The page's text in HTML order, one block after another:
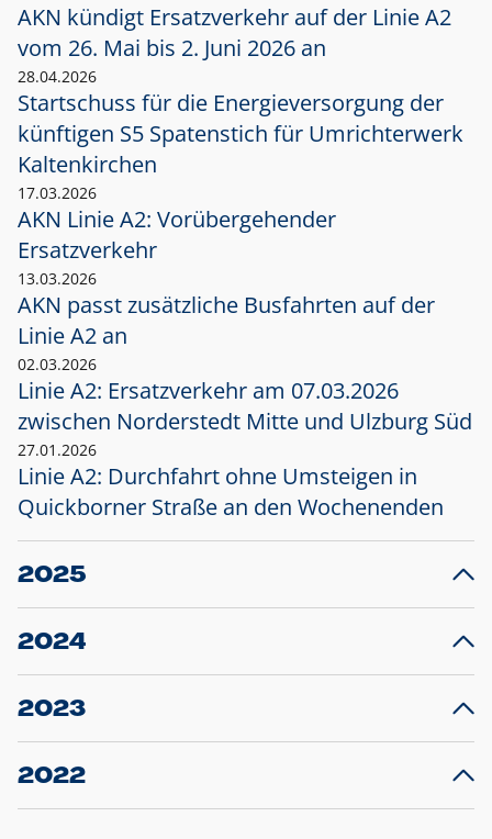
AKN kündigt Ersatzverkehr auf der Linie A2
vom 26. Mai bis 2. Juni 2026 an
28.04.2026
Startschuss für die Energieversorgung der
künftigen S5 Spatenstich für Umrichterwerk
Kaltenkirchen
17.03.2026
AKN Linie A2: Vorübergehender
Ersatzverkehr
13.03.2026
AKN passt zusätzliche Busfahrten auf der
Linie A2 an
02.03.2026
Linie A2: Ersatzverkehr am 07.03.2026
zwischen Norderstedt Mitte und Ulzburg Süd
27.01.2026
Linie A2: Durchfahrt ohne Umsteigen in
Quickborner Straße an den Wochenenden
2025
23.12.2025
Projekt S5: Start der Bauarbeiten am
2024
10.12.2024
Großprojekt S5: Sperrung der Bahnstraße in
2023
20.12.2023
Schleswig-Holstein verlängert den
2022
22.12.2022